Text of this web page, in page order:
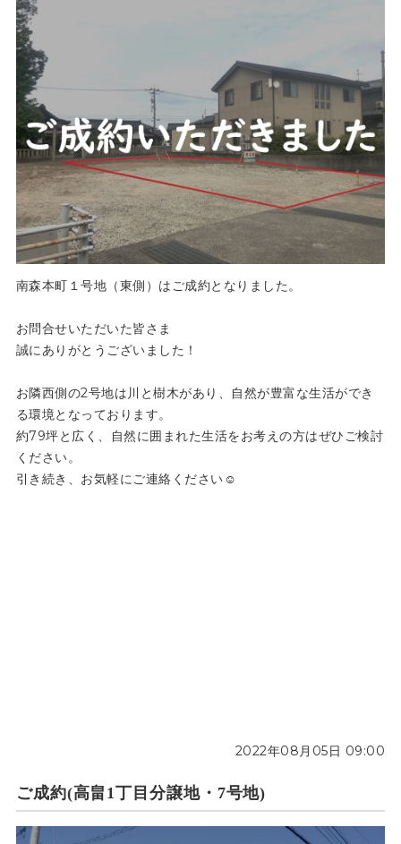
南森本町１号地（東側）はご成約となりました。
お問合せいただいた皆さま
誠にありがとうございました！
お隣西側の2号地は川と樹木があり、自然が豊富な生活ができ
る環境となっております。
約79坪と広く、自然に囲まれた生活をお考えの方はぜひご検討
ください。
引き続き、お気軽にご連絡ください☺
2022年08月05日 09:00
ご成約(高畠1丁目分譲地・7号地)